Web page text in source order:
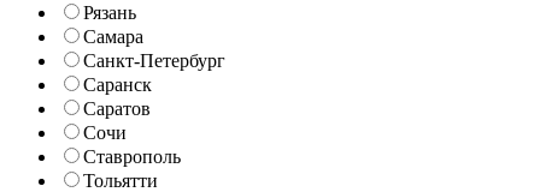
Рязань
Самара
Санкт-Петербург
Саранск
Саратов
Сочи
Ставрополь
Тольятти